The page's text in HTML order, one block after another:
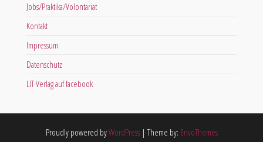
Jobs/Praktika/Volontariat
Kontakt
Impressum
Datenschutz
LIT Verlag auf facebook
Proudly powered byWordPress | Theme by: EnvoThemes